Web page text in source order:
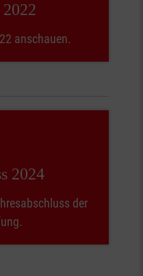
anschauen.
2024
der